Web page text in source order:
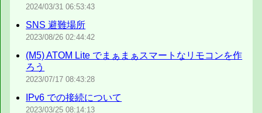
2024/03/31 06:53:43
SNS 避難場所
2023/08/26 02:44:42
(M5) ATOM Lite でまぁまぁスマートなリモコンを作
ろう
2023/07/17 08:43:28
IPv6 での接続について
2023/03/25 08:14:13